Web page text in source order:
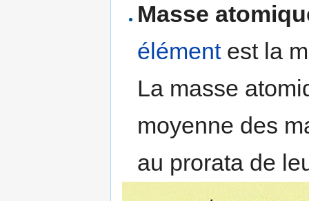
Masse
élémentest la
La masse
moyenne des
au prorata de